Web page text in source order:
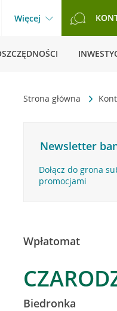
Więcej
Strona główna
Newsletter
Dołącz do grona
promocjami
Wpłatomat
Biedronka